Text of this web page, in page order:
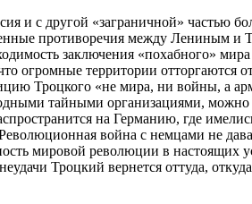
и с другой «заграничной» частью
противоречия между Лениным и
заключения «похабного»
огромные территории
Троцкого «не мира, ни войны, а
тайными организациями, можно
на Германию, где
война с немцами не
мировой революции в настоящих
Троцкий вернется оттуда,